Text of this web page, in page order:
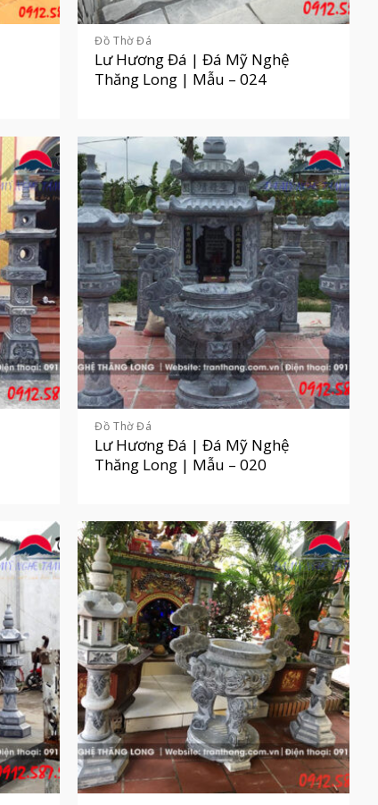
Đồ Thờ Đá
Lư Hương Đá | Đá Mỹ Nghệ
Thăng Long | Mẫu – 024
Đồ Thờ Đá
Lư Hương Đá | Đá Mỹ Nghệ
Thăng Long | Mẫu – 020